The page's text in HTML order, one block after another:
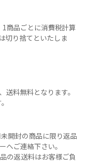
商品ごとに消費税計算
切り捨てといたしま
料無料となります。
開封の商品に限り返品
へご連絡下さい。
の返送料はお客様ご負